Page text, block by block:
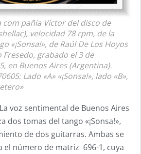
com pañía Víctor del disco de
velocidad 78 rpm, de la
«¡Sonsa!», de Raúl De Los Hoyos
grabado el 3 de
en Buenos Aires (Argentina).
Lado «A» «¡Sonsa!», lado «B»,
voz sentimental de Buenos Aires
dos tomas del tango «¡Sonsa!»,
de dos guitarras. Ambas se
el número de matriz 696-1, cuya